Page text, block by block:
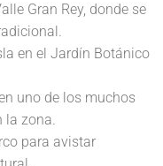
Gran Rey, donde se
en el Jardín Botánico
uno de los muchos
la zona.
para avistar